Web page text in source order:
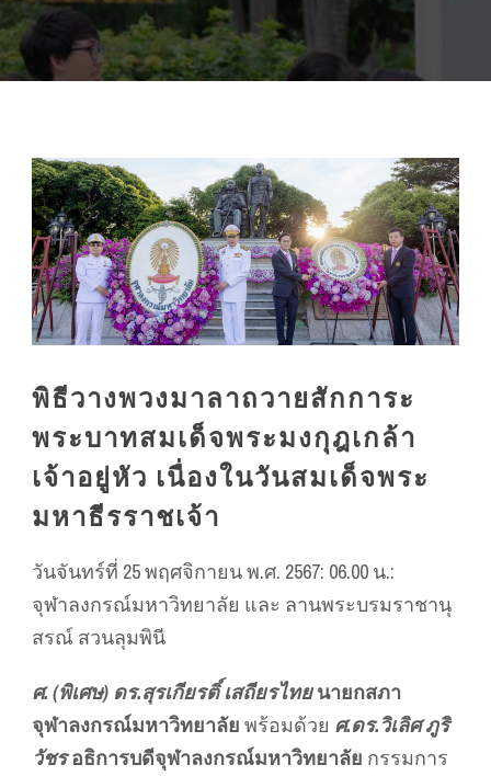
พิธีวางพวงมาลาถวายสักการะ
พระบาทสมเด็จพระมงกุฎเกล้า
เจ้าอยู่หัว เนื่องในวันสมเด็จพระ
มหาธีรราชเจ้า
วันจันทร์ที่ 25 พฤศจิกายน พ.ศ. 2567: 06.00 น.:
จุฬาลงกรณ์มหาวิทยาลัย และ ลานพระบรมราชานุ
สรณ์ สวนลุมพินี
ศ. (พิเศษ) ดร.สุรเกียรติ์ เสถียรไทยนายกสภา
จุฬาลงกรณ์มหาวิทยาลัย พร้อมด้วย ศ.ดร.วิเลิศ ภูริ
วัชรอธิการบดีจุฬาลงกรณ์มหาวิทยาลัย กรรมการ